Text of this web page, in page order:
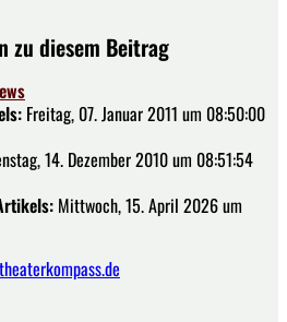
zu diesem Beitrag
Freitag, 07. Januar 2011 um 08:50:00
14. Dezember 2010 um 08:51:54
Mittwoch, 15. April 2026 um
theaterkompass.de